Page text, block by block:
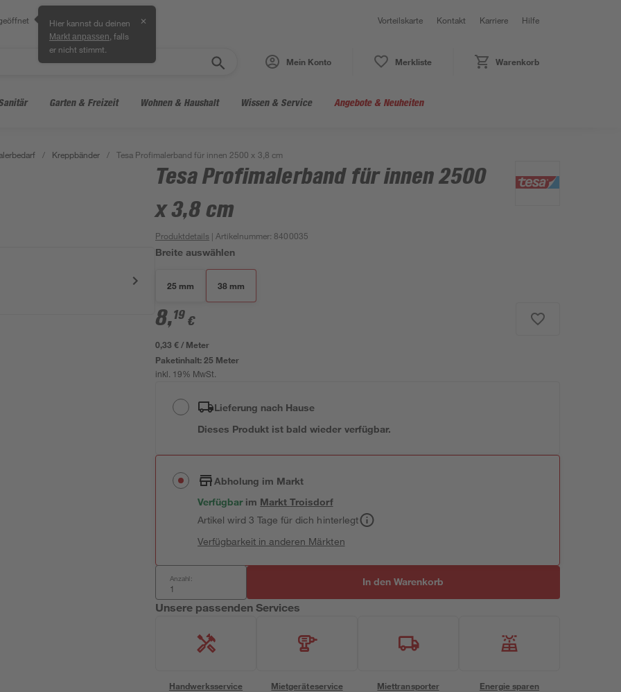
Hier kannst du deinen
Markt anpassen , falls
er nicht stimmt.
✕ Vorteilskarte Kontakt Karriere Hilfe
Mein Konto Merkliste Warenkorb
Garten & Freizeit Wohnen & Haushalt Wissen & Service Angebote & Neuheiten
/ Kreppbänder / Tesa Profimalerband für innen 2500 x 3,8 cm
Tesa Profimalerband für innen 2500
x 3,8 cm
Produktdetails | Artikelnummer: 8400035
Breite auswählen
25 mm 38 mm
8,19 €
0,33 € / Meter
Paketinhalt:25 Meter
inkl. 19% MwSt.
Lieferung nach Hause
Dieses Produkt ist bald wieder verfügbar.
Abholung im Markt
Verfügbar im MarktTroisdorf
Artikel wird 3 Tage für dich hinterlegt
Verfügbarkeit in anderen Märkten
Anzahl: In den Warenkorb
Unsere passenden Services
Handwerksservice Mietgeräteservice Miettransporter Energie sparen